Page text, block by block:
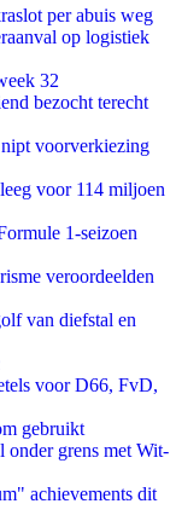
per abuis weg
op logistiek
32
bezocht terecht
voorverkiezing
voor 114 miljoen
1-seizoen
veroordeelden
van diefstal en
voor D66, FvD,
gebruikt
grens met Wit-
achievements dit